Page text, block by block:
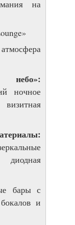
на
небо»:
ночное
бары с
и